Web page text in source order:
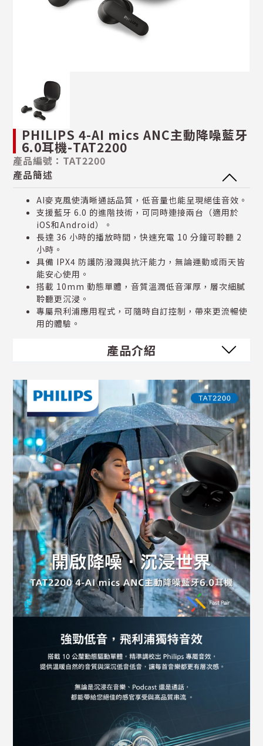
PHILIPS 4-AI mics ANC主動降噪藍牙
6.0耳機-TAT2200
產品編號：TAT2200
產品簡述
AI麥克風使清晰通話品質，低音量也能呈現絕佳音效。
支援藍牙 6.0 的進階技術，可同時連接兩台（適用於
iOS和Android）。
長達 36 小時的播放時間，快速充電 10 分鐘可聆聽 2
小時。
具備 IPX4 防護防潑濺與抗汗能力，無論運動或雨天皆
能安心使用。
搭載 10mm 動態單體，音質溫潤低音渾厚，層次細膩
聆聽更沉浸。
專屬飛利浦應用程式，可隨時自訂控制，帶來更流暢使
用的體驗。
產品介紹